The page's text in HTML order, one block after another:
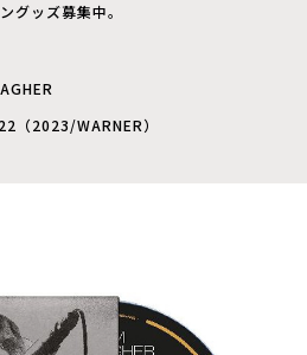
グッズ募集中。
（2023/WARNER）